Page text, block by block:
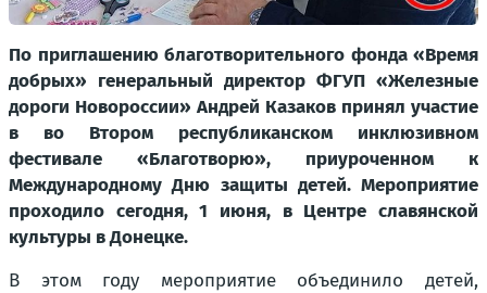
По приглашению благотворительного фонда «Время
добрых» генеральный директор ФГУП «Железные
дороги Новороссии» Андрей Казаков принял участие
в во Втором республиканском инклюзивном
фестивале «Благотворю», приуроченном к
Международному Дню защиты детей. Мероприятие
проходило сегодня, 1 июня, в Центре славянской
культуры в Донецке.
В этом году мероприятие объединило детей,